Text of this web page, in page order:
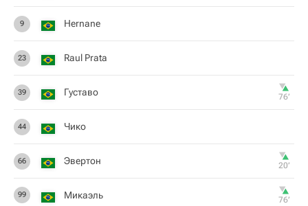
9 Hernane
23 Raul Prata
39 Густаво 76‎’‎
44 Чико
66 Эвертон 20‎’‎
99 Микаэль 76‎’‎